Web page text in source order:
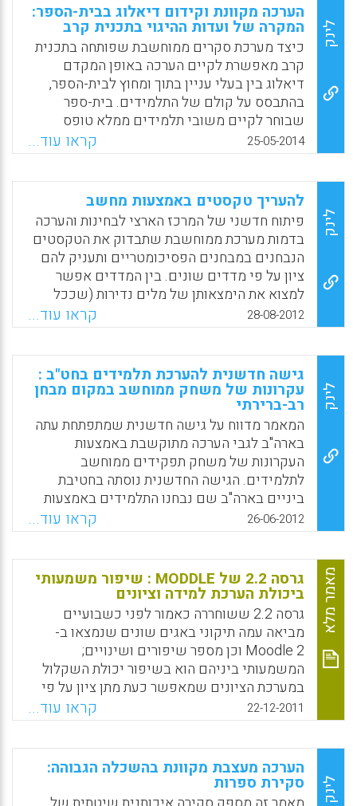
לינק
הערכה מקוונת וקידום דיאלוג בבית-הספר:
המקרה של ועדות ההיגוי בתכנית קרב
כיצד מערכת סקרים ממוחשבת שפותחה בתכנית
קרב מאפשרת לקיים הערכה באופן המקדם
דיאלוג בין בעלי עניין בתוך ומחוץ לבית-הספר,
בהתבסס על קולם של התלמידים. בית-ספר
שבוחר לקיים משובי תלמידים ממלא טופס
הזמנה מקוון. במועד שנקבע התלמידים נכנסים
לכיתת המחשבים בבית-הספר וממלאים את
המשוב על התכניות שנבחרו. המערכת מציעה
שלושה סוגים של שאלוני משוב לתלמידים,
בהתאם לשכבת הגיל ( אסף שטיין, אילן שינה,
ענת שריד, נריה שחור והילה טל).
WhatsApp
Facebook
Email
X
25-05-2014 קראו עוד...
לינק
להעריך טקסטים באמצעות מחשב
פיתוח חדשני של המרכז הארצי לבחינות והערכה
בדמות מערכת ממוחשבת שתבדוק את הטקסטים
הנבחנים במבחנים הפסיכומטריים ותעניק להם
ציון על פי מדדים שונים. בין המדדים אפשר
למצוא את הימצאותן של מלים נדירות (שככל
שמספרן גדול יותר כן משתפר הציון), טקסט ארוך
(שגם הוא מעלה את הציון) וסימני קריאה
שריבויין מוריד את הציון). יורם אורעד , כמומחה
לפדגוגיה ותקשוב חינוכי מביע אי נחת .
WhatsApp
Facebook
Email
X
28-08-2012 קראו עוד...
לינק
גישה חדשנית להערכת תלמידים בחט"ב :
עקרונות של משחק ממוחשב במקום מבחן
רב-ברירתי
המאמר מדווח על גישה חדשנית שמתפתחת עתה
בארה"ב לגבי הערכה מתוקשבת באמצעות
העקרונות של משחק תפקידים ממוחשב
לתלמידים. הגישה החדשנית נוסתה בחטיבת
ביניים בארה"ב שם נבחנו התלמידים באמצעות
מערכת מתוקשבת שדרשה מהם לנווט בין
אפשרויות שונות תוך שימוש באווטאר (דמות
גראפית המייצגת את התלמיד או את סוג הפתרון
הנדרש) לצורך פתרון בעיית חשיבה. המערכת
המתוקשבת שיישמה עקרונות של משחק
ממוחשב הצליחה לשקף הערכה תקפה יותר
מאשר הדרך הרגילה של מבחני ברירה מסוג
Multiple Choice (בחירה מבין מספר אפשרויות,
מבחן רב-ברירתי ) .
WhatsApp
Facebook
Email
X
26-06-2012 קראו עוד...
מאמר מלא גרסה 2.2 של MODDLE : שיפור משמעותי
ביכולת הערכת למידה וציונים
גרסה 2.2 ששוחררה כאמור לפני כשבועיים
מביאה עמה תיקוני באגים שונים שנמצאו ב-
Moodle 2 וכן מספר שיפורים ושינויים;
המשמעותי ביניהם הוא בשיפור יכולת השקלול
במערכת הציונים שמאפשר כעת מתן ציון על פי
קריטריונים להערכה. שיפור זה מיושם כיום רק
על רכיבי המטלות השונות ובעתיד צפויים עידכוני
גרסה שיתמכו באפשרות הנ"ל גם עבור שאר
רכיבי הפעילויות השונות .
WhatsApp
Facebook
Email
X
22-12-2011 קראו עוד...
לינק
הערכה מעצבת מקוונת בהשכלה הגבוהה:
סקירת ספרות